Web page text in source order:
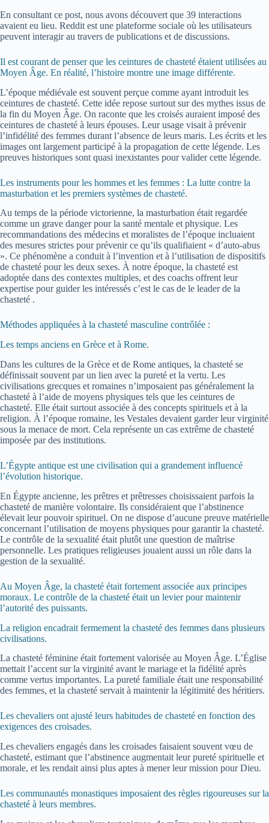
En consultant ce post, nous avons découvert que 39 interactions
avaient eu lieu. Reddit est une plateforme sociale où les utilisateurs
peuvent interagir au travers de publications et de discussions.
Il est courant de penser que les ceintures de chasteté étaient utilisées au
Moyen Âge. En réalité, l’histoire montre une image différente.
L’époque médiévale est souvent perçue comme ayant introduit les
ceintures de chasteté. Cette idée repose surtout sur des mythes issus de
la fin du Moyen Âge. On raconte que les croisés auraient imposé des
ceintures de chasteté à leurs épouses. Leur usage visait à prévenir
l’infidélité des femmes durant l’absence de leurs maris. Les écrits et les
images ont largement participé à la propagation de cette légende. Les
preuves historiques sont quasi inexistantes pour valider cette légende.
Les instruments pour les hommes et les femmes : La lutte contre la
masturbation et les premiers systèmes de chasteté.
Au temps de la période victorienne, la masturbation était regardée
comme un grave danger pour la santé mentale et physique. Les
recommandations des médecins et moralistes de l’époque incluaient
des mesures strictes pour prévenir ce qu’ils qualifiaient « d’auto-abus
». Ce phénomène a conduit à l’invention et à l’utilisation de dispositifs
de chasteté pour les deux sexes. À notre époque, la chasteté est
adoptée dans des contextes multiples, et des coachs offrent leur
expertise pour guider les intéressés c’est le cas de le leader de la
chasteté .
Méthodes appliquées à la chasteté masculine contrôlée :
Les temps anciens en Grèce et à Rome.
Dans les cultures de la Grèce et de Rome antiques, la chasteté se
définissait souvent par un lien avec la pureté et la vertu. Les
civilisations grecques et romaines n’imposaient pas généralement la
chasteté à l’aide de moyens physiques tels que les ceintures de
chasteté. Elle était surtout associée à des concepts spirituels et à la
religion. À l’époque romaine, les Vestales devaient garder leur virginité
sous la menace de mort. Cela représente un cas extrême de chasteté
imposée par des institutions.
L’Égypte antique est une civilisation qui a grandement influencé
l’évolution historique.
En Égypte ancienne, les prêtres et prêtresses choisissaient parfois la
chasteté de manière volontaire. Ils considéraient que l’abstinence
élevait leur pouvoir spirituel. On ne dispose d’aucune preuve matérielle
concernant l’utilisation de moyens physiques pour garantir la chasteté.
Le contrôle de la sexualité était plutôt une question de maîtrise
personnelle. Les pratiques religieuses jouaient aussi un rôle dans la
gestion de la sexualité.
Au Moyen Âge, la chasteté était fortement associée aux principes
moraux. Le contrôle de la chasteté était un levier pour maintenir
l’autorité des puissants.
La religion encadrait fermement la chasteté des femmes dans plusieurs
civilisations.
La chasteté féminine était fortement valorisée au Moyen Âge. L’Église
mettait l’accent sur la virginité avant le mariage et la fidélité après
comme vertus importantes. La pureté familiale était une responsabilité
des femmes, et la chasteté servait à maintenir la légitimité des héritiers.
Les chevaliers ont ajusté leurs habitudes de chasteté en fonction des
exigences des croisades.
Les chevaliers engagés dans les croisades faisaient souvent vœu de
chasteté, estimant que l’abstinence augmentait leur pureté spirituelle et
morale, et les rendait ainsi plus aptes à mener leur mission pour Dieu.
Les communautés monastiques imposaient des règles rigoureuses sur la
chasteté à leurs membres.